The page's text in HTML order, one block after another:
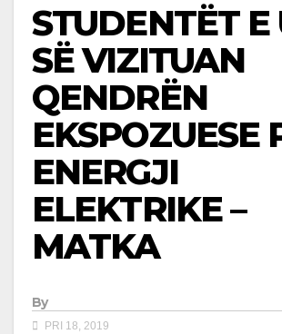
STUDENTËT E
SË VIZITUAN
QENDRËN
EKSPOZUESE
ENERGJI
ELEKTRIKE –
MATKA
By
PRI 18, 2019